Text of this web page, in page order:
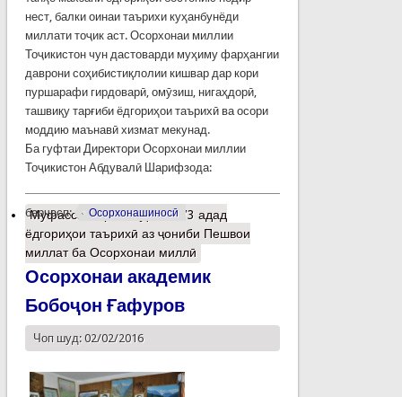
нест, балки оинаи таърихи куҳанбунёди
миллати тоҷик аст. Осорхонаи миллии
Тоҷикистон чун дастоварди муҳиму фарҳангии
даврони соҳибистиқлолии кишвар дар кори
пуршарафи гирдоварӣ, омӯзиш, нигаҳдорӣ,
ташвиқу тарғиби ёдгориҳои таърихӣ ва осори
моддию маънавӣ хизмат мекунад.
Ба гуфтаи Директори Осорхонаи миллии
Тоҷикистон Абдувалӣ Шарифзода:
барчасп: Осорхонашиносӣ
Муфассалтаро Эҳдои 1173 адад
ёдгориҳои таърихӣ аз ҷониби Пешвои
миллат ба Осорхонаи миллӣ
Осорхонаи академик
Бобоҷон Ғафуров
Чоп шуд: 02/02/2016